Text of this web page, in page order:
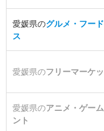
愛媛県のグルメ・フー
ス
愛媛県のフリーマーケ
愛媛県のアニメ・ゲー
ント